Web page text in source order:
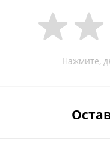
Нажмите,